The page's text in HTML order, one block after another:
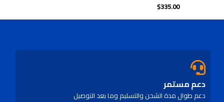
Rated
$335.00
دعم مستمر
دعم طوال مدة الشحن والتسليم وما بعد التوصيل